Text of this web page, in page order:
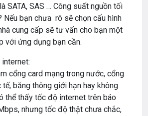
SATA, SAS … Công suất nguồn tối
Nếu bạn chưa rõ sẽ chọn cấu hình
cung cấp sẽ tư vấn cho bạn một
với ứng dụng bạn cần.
cổng card mạng trong nước, cổng
băng thông giới hạn hay không
thể thấy tốc độ internet trên báo
nhưng tốc độ thật chưa chắc,